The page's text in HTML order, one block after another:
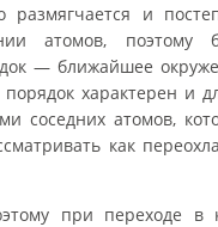
и
атомов, поэтому
— ближайшее
характерен и
соседних атомов,
как
при переходе в